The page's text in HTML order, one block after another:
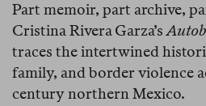
Part memoir, part archive,
Cristina Rivera Garza’s
traces the intertwined
family, and border violence
century northern Mexico.